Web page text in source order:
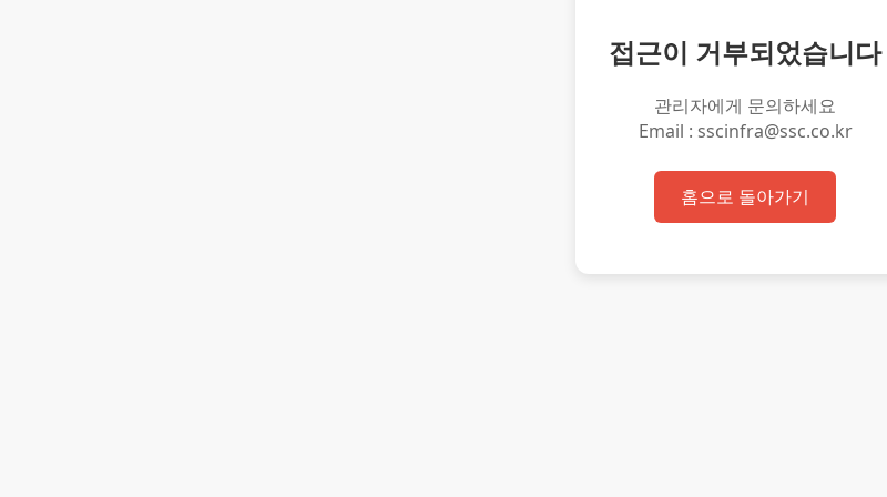
접근이 거부되었습니다
관리자에게 문의하세요
Email : sscinfra@ssc.co.kr
홈으로 돌아가기